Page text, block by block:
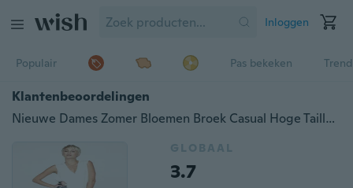
Inloggen
Populair Pas bekeken
Klantenbeoordelingen
Nieuwe Dames Zomer Bloemen Broek Casual Hoge Taille Flare Wijde Pijpen Lange Broek
GLOBAAL
3.7